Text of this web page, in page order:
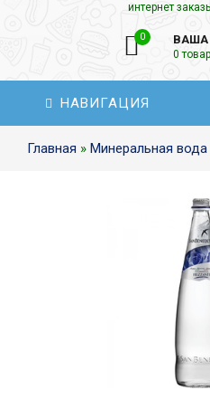
интернет
0 ВАША
0
НАВИГАЦИЯ
Главная » Минеральная вода